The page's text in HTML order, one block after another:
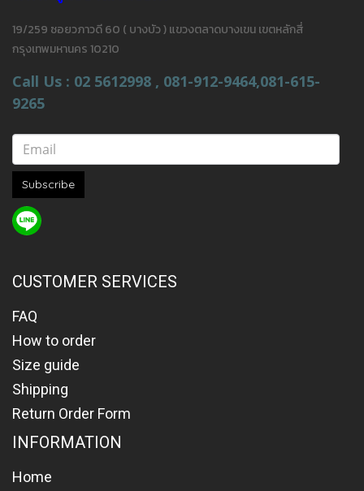
19/259 ซอยวภาวดี 60 ( บางบัว ) แขวงตลาดบางเขน เขตหลักสี่
กรุงเทพมหานคร 10210
Call Us : 02 5612998 , 081-912-9464,081-615-
9265
Subscribe
CUSTOMER SERVICES
FAQ
How to order
Size guide
Shipping
Return Order Form
INFORMATION
Home